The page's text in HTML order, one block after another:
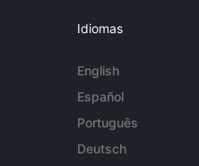
Idiomas
English
Español
Português
Deutsch